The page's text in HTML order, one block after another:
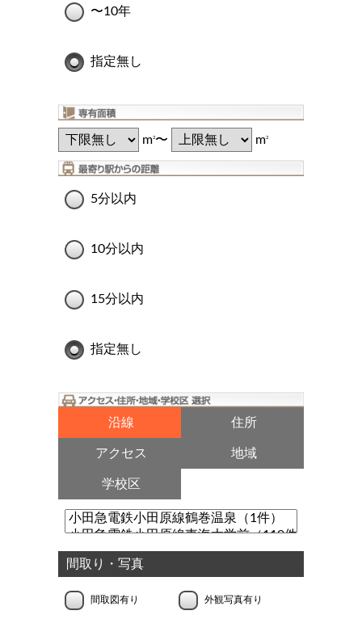
〜10年
指定無し
m2〜 m2
5分以内
10分以内
15分以内
指定無し
沿線 住所
アクセス 地域
学校区
間取り・写真
間取図有り 外観写真有り